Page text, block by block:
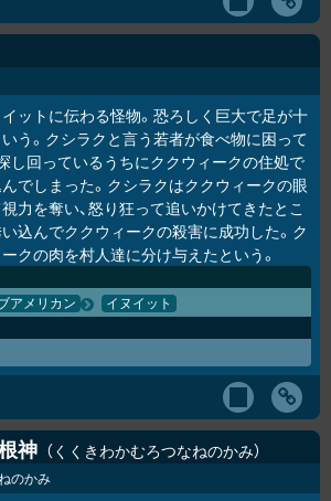
ットに伝わる怪物。恐ろしく巨大で足が十
う。クシラクと言う若者が食べ物に困って
し回っているうちにククウィークの住処で
でしまった。クシラクはククウィークの眼
力を奪い、怒り狂って追いかけてきたとこ
込んでククウィークの殺害に成功した。ク
クの肉を村人達に分け与えたという。
アメリカン イヌイット
神 くくきわかむろつなねのかみ
のかみ